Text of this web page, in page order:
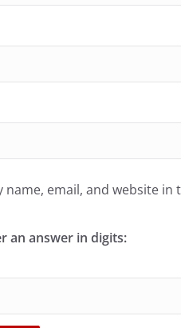
name, email, and website
an answer in digits: